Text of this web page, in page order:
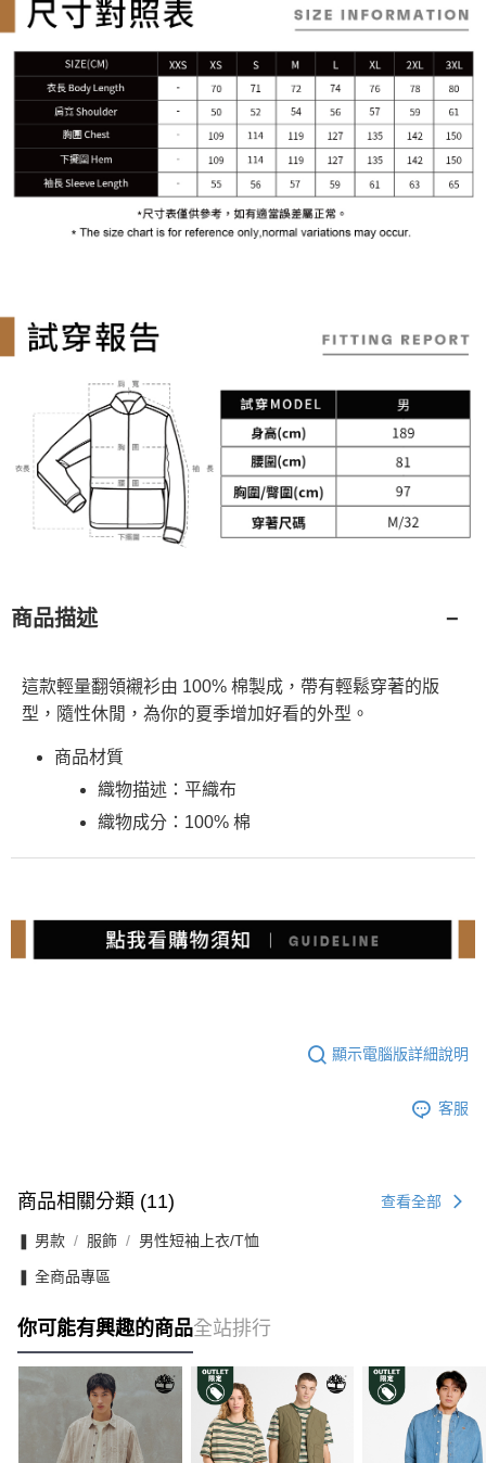
商品描述
這款輕量翻領襯衫由 100% 棉製成，帶有輕鬆穿著的版
型，隨性休閒，為你的夏季增加好看的外型。
商品材質
織物描述：平織布
織物成分：100% 棉
顯示電腦版詳細說明
客服
商品相關分類 (11) 查看全部
❚ 男款 服飾 男性短袖上衣/T恤
❚ 全商品專區
你可能有興趣的商品全站排行